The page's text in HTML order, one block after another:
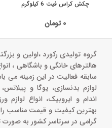
چکش کراس فیت 6 کیلوگرم
۰ تومان
گروه تولیدی رکورد ،اولین و
هالترهای خانگی و باشگاهی ،
سابقه فعالیت در این زمینه می
لوازم بدنسازی، یوگا و
اندام و ایروبیک، انواع لوازم
بهترین کیفیت و قیمت مناسب
گرامی در سرتاسر کشور به